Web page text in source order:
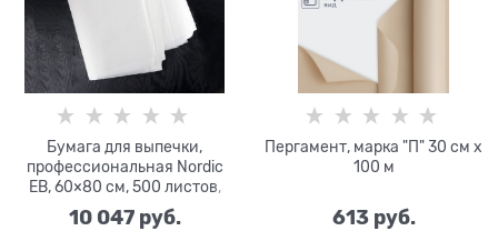
Бумага для выпечки,
профессиональная Nordic
EB, 60×80 см, 500 листов,
силиконизированная
10 047 руб.
Пергамент, марка "П" 30 см х
100 м
613 руб.